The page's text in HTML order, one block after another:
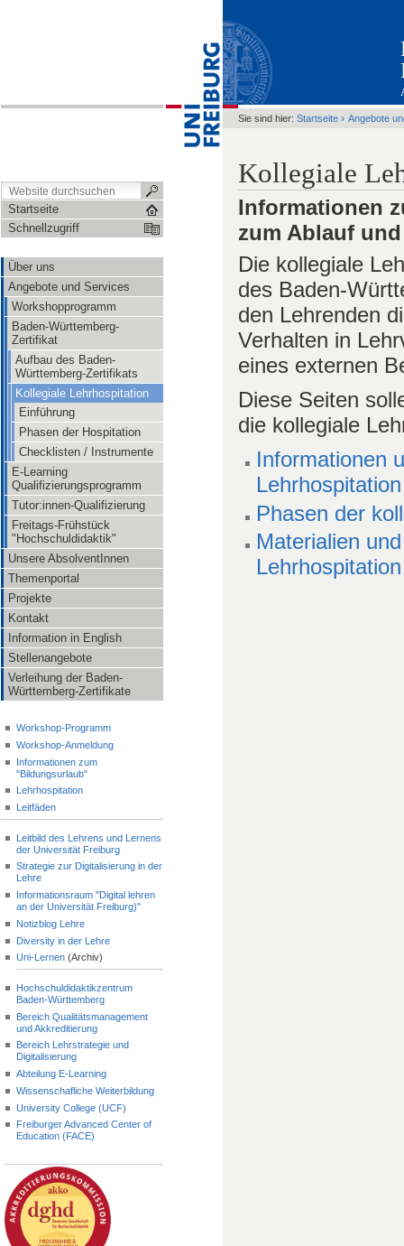
Startseite
Schnellzugriff
Über uns
Angebote und Services
Workshopprogramm
Baden-Württemberg-
Zertifikat
Aufbau des Baden-
Württemberg-Zertifikats
Kollegiale Lehrhospitation
Einführung
Phasen der Hospitation
Checklisten / Instrumente
E-Learning
Qualifizierungsprogramm
Tutor:innen-Qualifizierung
Freitags-Frühstück
"Hochschuldidaktik"
Unsere AbsolventInnen
Themenportal
Projekte
Kontakt
Information in English
Stellenangebote
Verleihung der Baden-
Württemberg-Zertifikate
Workshop-Programm
Workshop-Anmeldung
Informationen zum
"Bildungsurlaub"
Lehrhospitation
Leitfäden
Leitbild des Lehrens und Lernens
der Universität Freiburg
Strategie zur Digitalisierung in der
Lehre
Informationsraum "Digital lehren
an der Universität Freiburg)"
Notizblog Lehre
Diversity in der Lehre
Uni-Lernen(Archiv)
Hochschuldidaktikzentrum
Baden-Württemberg
Bereich Qualitätsmanagement
und Akkreditierung
Bereich Lehrstrategie und
Digitalisierung
Abteilung E-Learning
Wissenschafliche Weiterbildung
University College (UCF)
Freiburger Advanced Center of
Education (FACE)
Sie sind hier: Startseite › Angebote
Kollegiale
Informationen
zum Ablauf
Die kollegiale
des Baden-
den Lehrenden
Verhalten in
eines externen
Diese Seiten
die kollegiale
Informationen
Lehrhospitation
Phasen der
Materialien
Lehrhospitation